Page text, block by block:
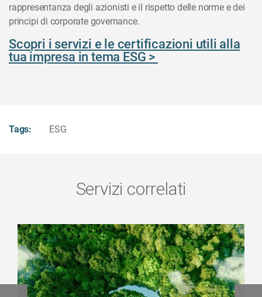
rappresentanza degli azionisti e il rispetto delle norme e dei
principi di corporate governance.
Scopri i servizi e le certificazioni utili alla
tua impresa in tema ESG >
Tags: ESG
Servizi correlati